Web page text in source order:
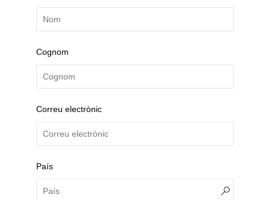
Cognom
Correu electrònic
País